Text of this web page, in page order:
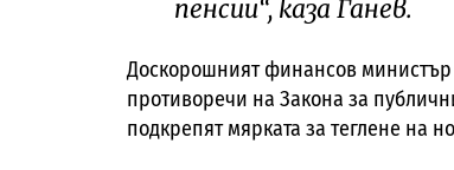
пенсии“, каза Ганев.
Доскорошният финансов
противоречи на Закона за
подкрепят мярката за теглене на